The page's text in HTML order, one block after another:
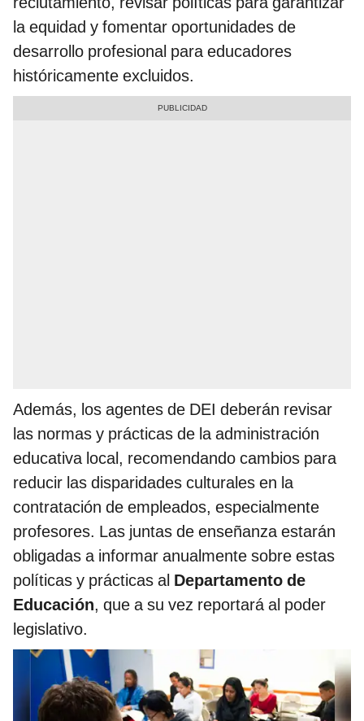
la equidad y fomentar oportunidades de
desarrollo profesional para educadores
históricamente excluidos. ​
Además, los agentes de DEI deberán revisar
las normas y prácticas de la administración
educativa local, recomendando cambios para
reducir las disparidades culturales en la
contratación de empleados, especialmente
profesores. Las juntas de enseñanza estarán
obligadas a informar anualmente sobre estas
políticas y prácticas al Departamento de
Educación, que a su vez reportará al poder
legislativo.